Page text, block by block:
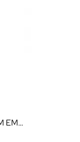
DECORTE LIFT DIMENSION PLUMP + FIRM EMULSION ER 200ML